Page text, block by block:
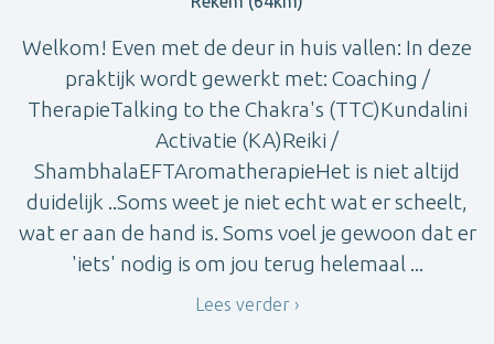
Welkom! Even met de deur in huis vallen: In deze
praktijk wordt gewerkt met: Coaching /
TherapieTalking to the Chakra's (TTC)Kundalini
Activatie (KA)Reiki /
ShambhalaEFTAromatherapieHet is niet altijd
duidelijk ..Soms weet je niet echt wat er scheelt,
wat er aan de hand is. Soms voel je gewoon dat er
'iets' nodig is om jou terug helemaal ...
Lees verder